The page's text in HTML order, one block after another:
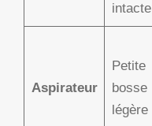
intacte
Aspirateur
Petite
bosse
légère